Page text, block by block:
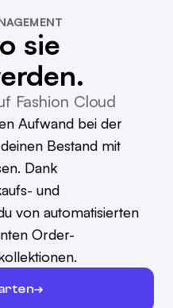
sie
Fashion Cloud
Aufwand bei der
Bestand mit
Dank
und
von automatisierten
Order-